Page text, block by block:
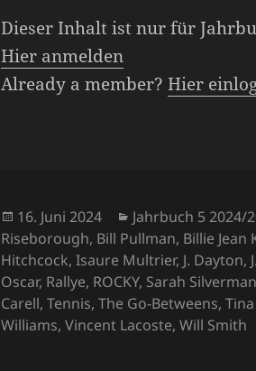
Dieser Inhalt ist nur für
Hier anmelden
Already a member?Hier
Veröffentlicht
am
16. Juni 2024 Kategorien
Jahrbuch 5 2024/
Riseborough, Bill Pullman, Billie Jean
Hitchcock,Isaure Multrier, J. Dayton,
Oscar, Rallye, ROCKY, Sarah Silverman
Carell,Tennis,The Go-Betweens,
Williams,Vincent Lacoste,Will Smith